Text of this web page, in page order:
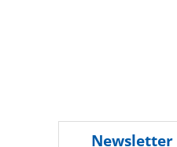
Newsletter